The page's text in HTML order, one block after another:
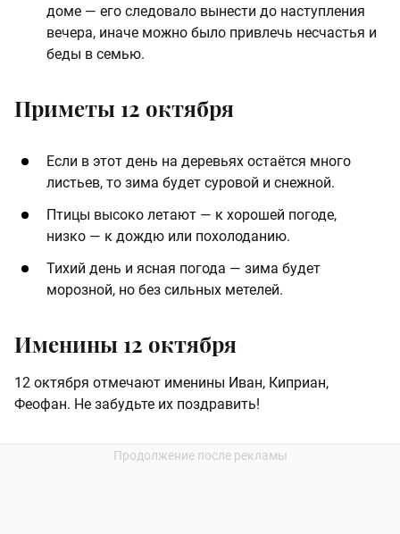
доме — его следовало вынести до наступления
вечера, иначе можно было привлечь несчастья и
беды в семью.
Приметы 12 октября
Если в этот день на деревьях остаётся много
листьев, то зима будет суровой и снежной.
Птицы высоко летают — к хорошей погоде,
низко — к дождю или похолоданию.
Тихий день и ясная погода — зима будет
морозной, но без сильных метелей.
Именины 12 октября
12 октября отмечают именины Иван, Киприан,
Феофан. Не забудьте их поздравить!